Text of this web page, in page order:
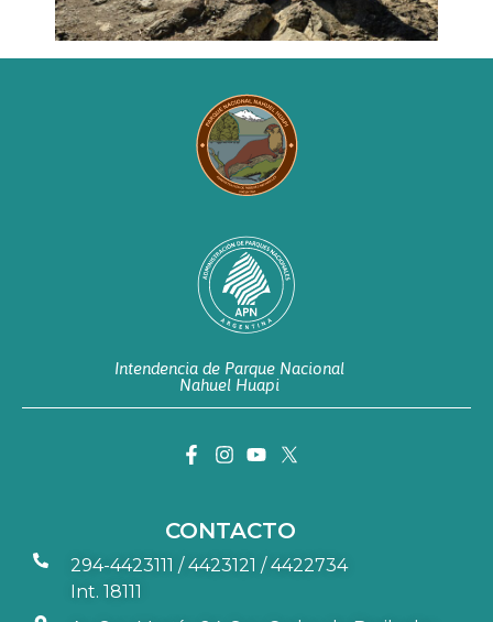
Intendencia de Parque Nacional
Nahuel Huapi
CONTACTO
294-4423111 / 4423121 / 4422734
Int. 18111